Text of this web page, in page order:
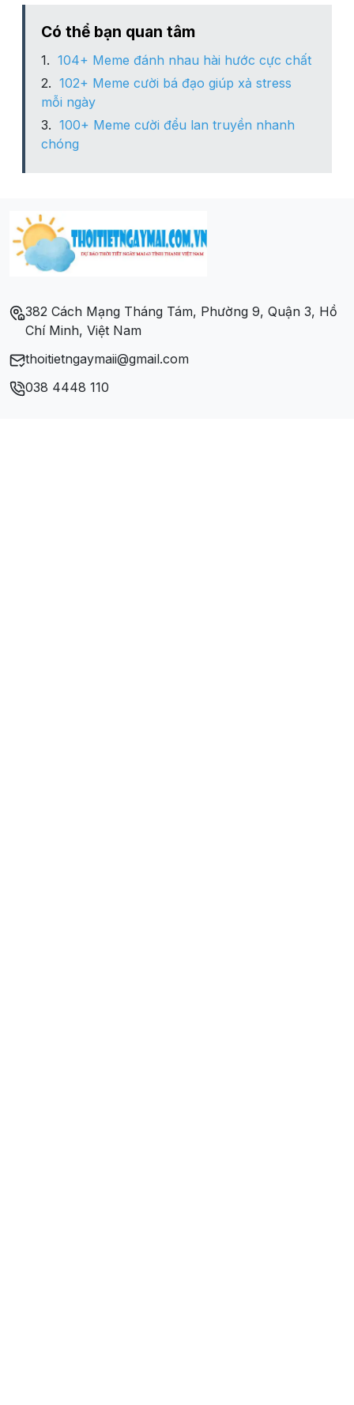
Có thể bạn quan tâm
104+ Meme đánh nhau hài hước cực chất
102+ Meme cười bá đạo giúp xả stress
mỗi ngày
100+ Meme cười đểu lan truyền nhanh
chóng
382 Cách Mạng Tháng Tám, Phường 9, Quận 3, Hồ
Chí Minh, Việt Nam
thoitietngaymaii@gmail.com
038 4448 110